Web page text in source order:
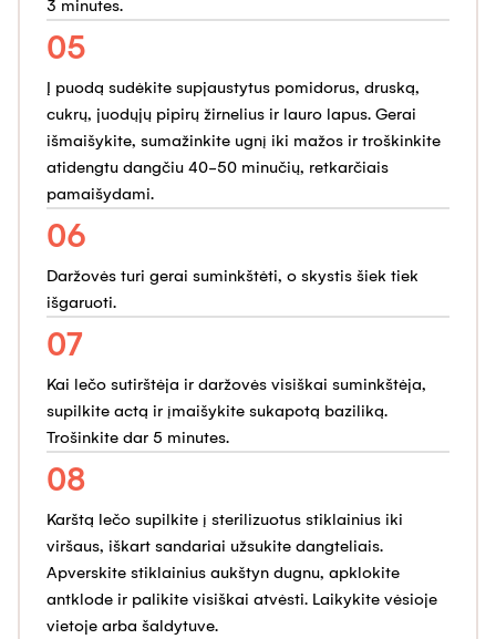
3 minutes.
05
Į puodą sudėkite supjaustytus pomidorus, druską,
cukrų, juodųjų pipirų žirnelius ir lauro lapus. Gerai
išmaišykite, sumažinkite ugnį iki mažos ir troškinkite
atidengtu dangčiu 40-50 minučių, retkarčiais
pamaišydami.
06
Daržovės turi gerai suminkštėti, o skystis šiek tiek
išgaruoti.
07
Kai lečo sutirštėja ir daržovės visiškai suminkštėja,
supilkite actą ir įmaišykite sukapotą baziliką.
Trošinkite dar 5 minutes.
08
Karštą lečo supilkite į sterilizuotus stiklainius iki
viršaus, iškart sandariai užsukite dangteliais.
Apverskite stiklainius aukštyn dugnu, apklokite
antklode ir palikite visiškai atvėsti. Laikykite vėsioje
vietoje arba šaldytuve.